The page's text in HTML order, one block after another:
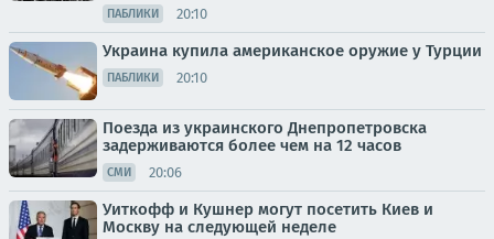
ПАБЛИКИ 20:10
Украина купила американское оружие у Турции
ПАБЛИКИ 20:10
Поезда из украинского Днепропетровска
задерживаются более чем на 12 часов
СМИ 20:06
Уиткофф и Кушнер могут посетить Киев и
Москву на следующей неделе